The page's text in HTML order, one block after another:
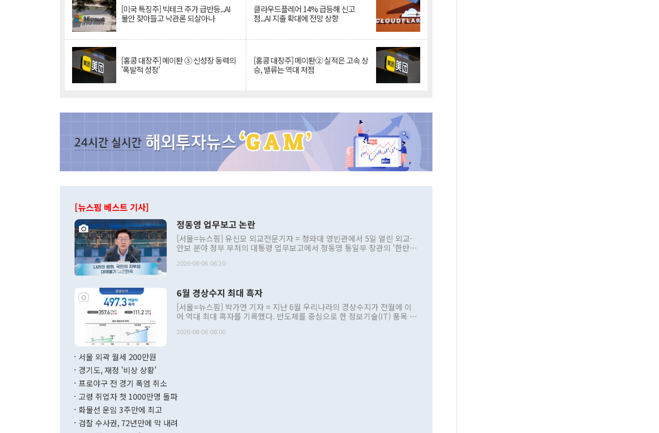
[미국 특징주] 빅테크 주가 급반등...AI
불안 잦아들고 낙관론 되살아나
클라우드플레어 14% 급등해 신고
점...AI 지출 확대에 전망 상향
[홍콩 대장주] 메이퇀 ③ 신성장 동력의
'폭발적 성장'
[홍콩 대장주] 메이퇀② 실적은 고속 상
승, 밸류는 역대 저점
[뉴스핌 베스트 기사]
정동영 업무보고 논란
[서울=뉴스핌] 유신모 외교전문기자 = 청와대 영빈관에서 5일 열린 외교·
안보 분야 정부 부처의 대통령 업무보고에서 정동영 통일부 장관의 '한반도
발언 중에는 정부 내 조율을 거치지 않은 사안을 정책으로 추진하겠다고 공
주의적 희망에 근거한 비현실적 구상'이라는 비판을 내놨다. 그동안 정 장
관의 대북 정책 관련 발언이 물의를 빚은 적은 여러 번 있지만 대통령과 유
관 부처 장관이 공개적으로 부정적 입장을 표명한 것은 이례적이다. 정 장
관의 무리한 대북 접근법과 월권을 제어해야 한다는 목소리도 높아지고 있
다. [정동영 통일부 장관이 지난달 23일 오후 서울 종로구 정부서울청사에
무너졌다고도 했다. 또 "현 시점에서 흘러간 선(先)비핵화만 되뇌는 것은
함께 4자 대화의 동력을 확보하기 위해 최선을 다할 것"이라고 말했다. 하
2026-08-06 06:10
6월 경상수지 최대 흑자
[서울=뉴스핌] 박가연 기자 = 지난 6월 우리나라의 경상수지가 전월에 이
어 역대 최대 흑자를 기록했다. 반도체를 중심으로 한 정보기술(IT) 품목 수
료=한국은행] 한국은행이 6일 발표한 '2026년 6월 국제수지(잠정)'에 따르
며 월간 기준 처음으로 1000억달러를 넘어섰다. 상품수입은 644억8000만
196.9% 급증했고 컴퓨터·주변기기(SSD)는 282.7% 증가했다. IT 품목
수출은 160.4% 늘었으며 비IT 품목도 ▲석유제품(47.5%) ▲화공품
2026-08-06 08:00
서울 외곽 월세 200만원
경기도, 재정 '비상 상황'
프로야구 전 경기 폭염 취소
고령 취업자 첫 1000만명 돌파
화물선 운임 3주만에 최고
검찰 수사권, 72년만에 막 내려